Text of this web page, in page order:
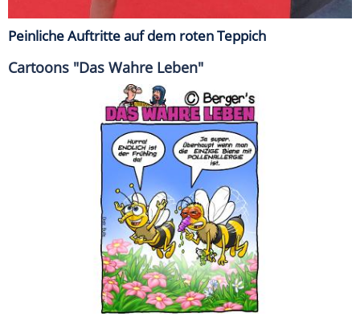
Peinliche Auftritte auf dem roten Teppich
Cartoons "Das Wahre Leben"